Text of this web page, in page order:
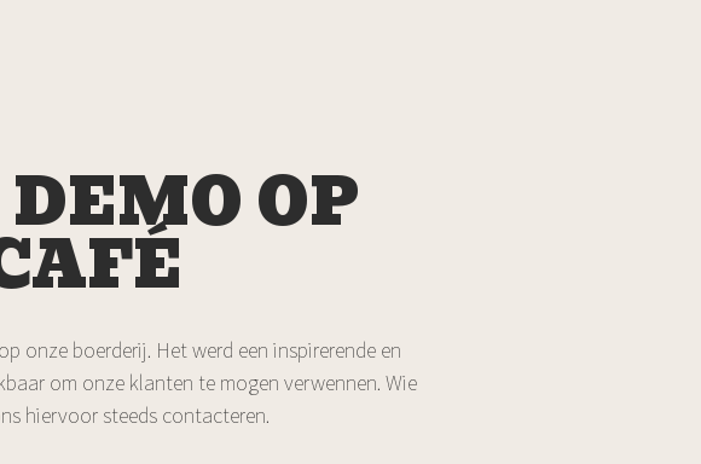
OP
onze boerderij. Het werd een inspirerende en
om onze klanten te mogen verwennen. Wie
hiervoor steeds contacteren.